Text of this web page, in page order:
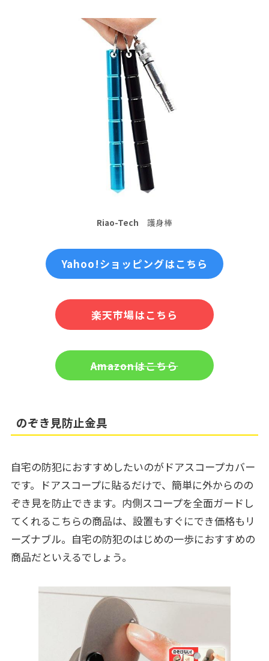
Riao-Tech 護身棒
Yahoo!ショッピングはこちら
楽天市場はこちら
Amazonはこちら
のぞき見防止金具
自宅の防犯におすすめしたいのがドアスコープカバー
です。ドアスコープに貼るだけで、簡単に外からのの
ぞき見を防止できます。内側スコープを全面ガードし
てくれるこちらの商品は、設置もすぐにでき価格もリ
ーズナブル。自宅の防犯のはじめの一歩におすすめの
商品だといえるでしょう。